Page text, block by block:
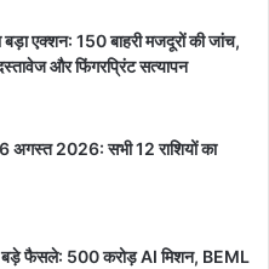
एक्शन: 150 बाहरी मजदूरों की जांच,
और फिंगरप्रिंट सत्यापन
अगस्त 2026: सभी 12 राशियों का
बड़े फैसले: 500 करोड़ AI मिशन, BEML